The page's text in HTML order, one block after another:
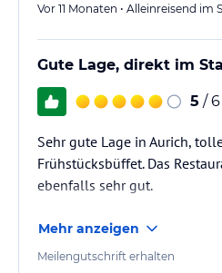
Vor 11 Monaten • Alleinreisend im
Gute Lage, direkt im
5 / 6
Sehr gute Lage in Aurich,
Frühstücksbüffet. Das
ebenfalls sehr gut.
Mehr anzeigen
Meilengutschrift erhalten